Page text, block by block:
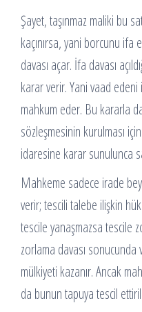
Şayet, taşınmaz maliki bu
kaçınırsa, yani borcunu ifa
davası açar. İfa davası
karar verir. Yani vaad
mahkum eder. Bu kararla
sözleşmesinin kurulması
idaresine karar sunulunca
Mahkeme sadece irade
verir; tescili talebe ilişkin
tescile yanaşmazsa tescile
zorlama davası sonucunda
mülkiyeti kazanır. Ancak
da bunun tapuya tescil